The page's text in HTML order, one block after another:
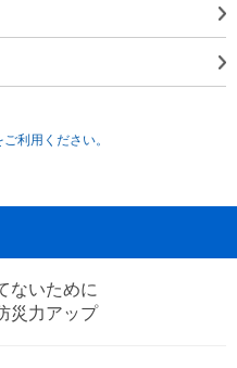
利用ください。
ないために
災力アップ